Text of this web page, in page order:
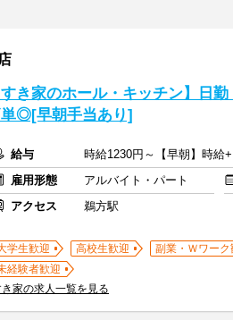
すき家のホール・キッチン】日
◎[早朝手当あり]
給与
時給1230円～【早朝】時給
雇用形態
アルバイト・パート
アクセス
鵜方駅
学生歓迎 高校生歓迎 副業・Ｗワーク
経験者歓迎
家の求人一覧を見る